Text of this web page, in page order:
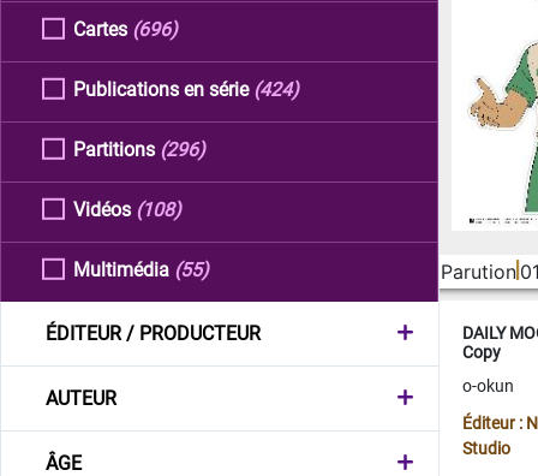
Cartes (696)
Publications en série (424)
Partitions (296)
Vidéos (108)
Multimédia (55)
ÉDITEUR / PRODUCTEUR
AUTEUR
ÂGE
Parution
DAILY
Copy
o-okun
Éditeur :
Studio